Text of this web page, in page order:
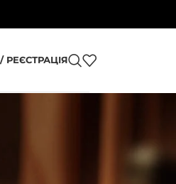
РЕЄСТРАЦІЯ